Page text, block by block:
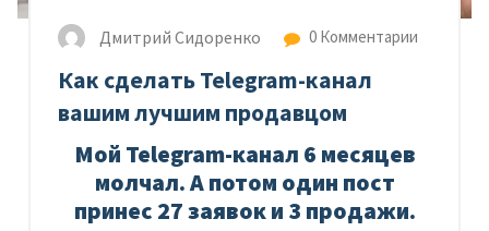
Дмитрий Сидоренко 0 Комментарии
Как сделать Telegram-канал
вашим лучшим продавцом
Мой Telegram-канал 6 месяцев
молчал. А потом один пост
принес 27 заявок и 3 продажи.